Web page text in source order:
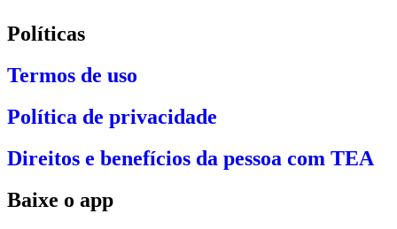
Políticas
Termos de uso
Política de privacidade
Direitos e benefícios da pessoa com TEA
Baixe o app